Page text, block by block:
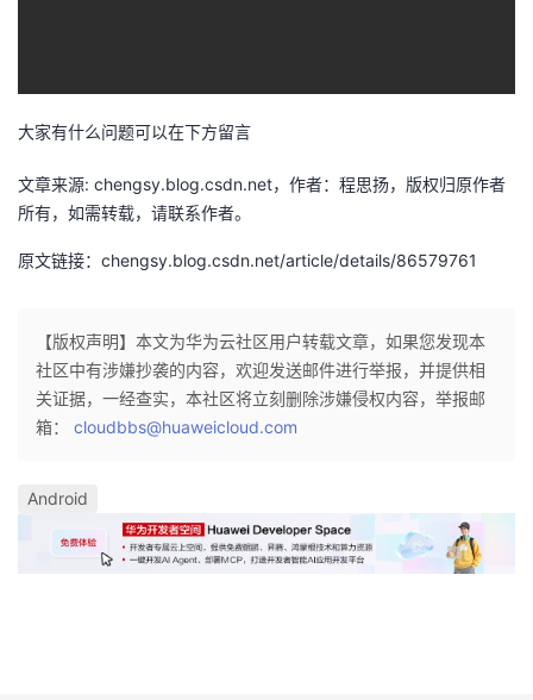
大家有什么问题可以在下方留言
文章来源: chengsy.blog.csdn.net，作者：程思扬，版权归原作者
所有，如需转载，请联系作者。
原文链接：chengsy.blog.csdn.net/article/details/86579761
【版权声明】本文为华为云社区用户转载文章，如果您发现本
社区中有涉嫌抄袭的内容，欢迎发送邮件进行举报，并提供相
关证据，一经查实，本社区将立刻删除涉嫌侵权内容，举报邮
箱： cloudbbs@huaweicloud.com
Android